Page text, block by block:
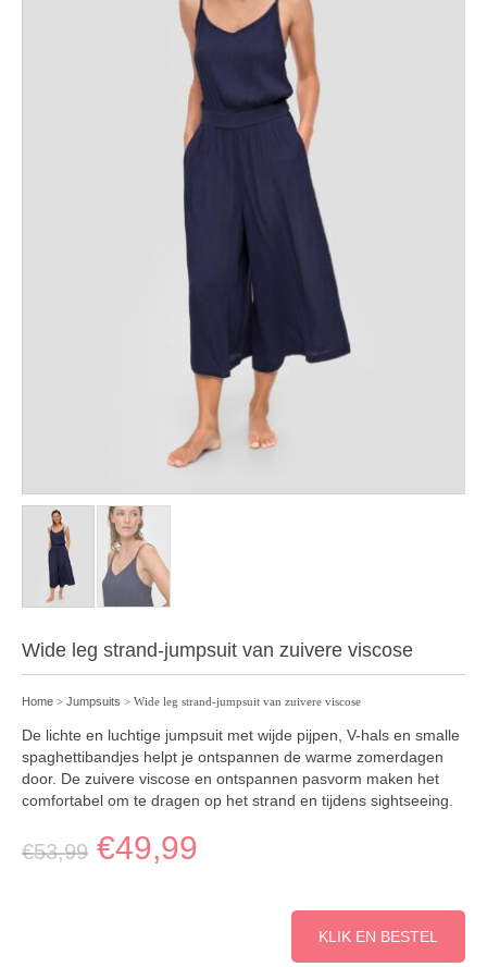
Wide leg strand-jumpsuit van zuivere viscose
Home > Jumpsuits > Wide leg strand-jumpsuit van zuivere viscose
De lichte en luchtige jumpsuit met wijde pijpen, V-hals en smalle
spaghettibandjes helpt je ontspannen de warme zomerdagen
door. De zuivere viscose en ontspannen pasvorm maken het
comfortabel om te dragen op het strand en tijdens sightseeing.
€53,99 €49,99
KLIK EN BESTEL